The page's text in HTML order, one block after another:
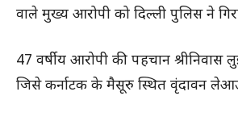
वाले मुख्य आरोपी को दिल्ली पुलिस ने
47 वर्षीय आरोपी की पहचान
जिसे कर्नाटक के मैसूरु स्थित वृंदावन